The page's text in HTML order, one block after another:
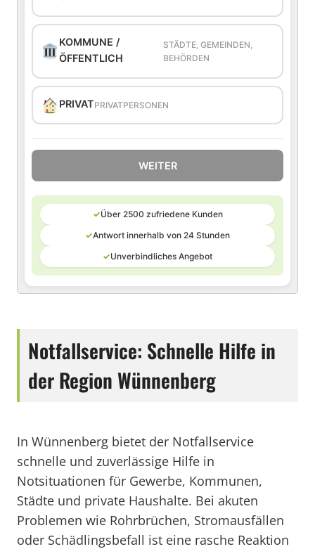
KOMMUNE /
ÖFFENTLICH
STÄDTE, GEMEINDEN,
BEHÖRDEN
PRIVATPRIVATPERSONEN
WEITER
✓Über 2500 zufriedene Kunden
✓Antwort innerhalb von 24 Stunden
✓Unverbindliches Angebot
Notfallservice: Schnelle Hilfe in
der Region Wünnenberg
In Wünnenberg bietet der Notfallservice
schnelle und zuverlässige Hilfe in
Notsituationen für Gewerbe, Kommunen,
Städte und private Haushalte. Bei akuten
Problemen wie Rohrbrüchen, Stromausfällen
oder Schädlingsbefall ist eine rasche Reaktion